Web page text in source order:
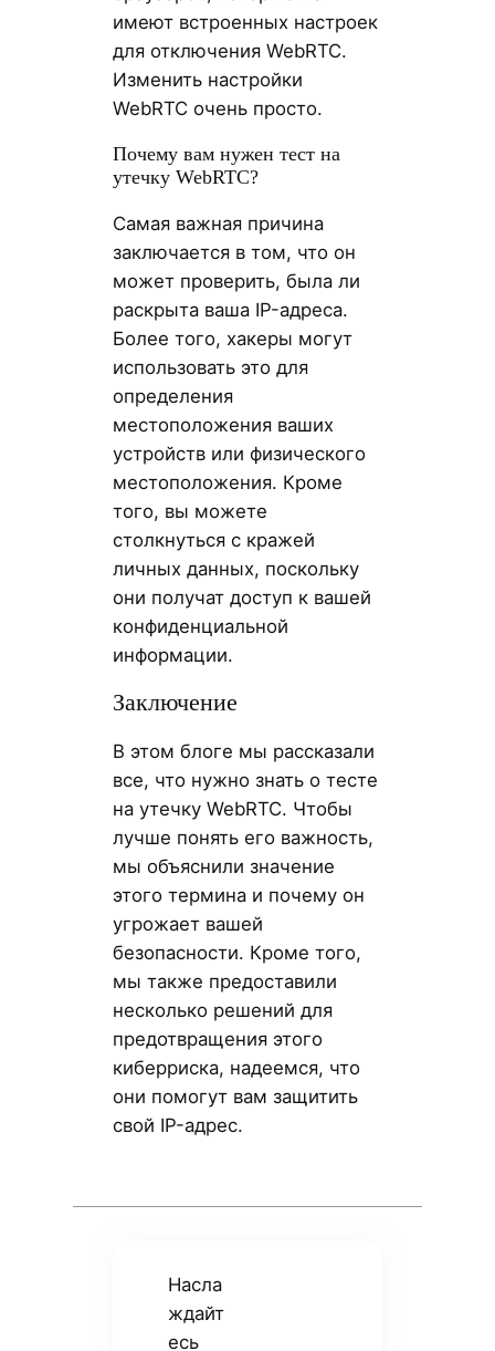
имеют встроенных настроек
для отключения WebRTC.
Изменить настройки
WebRTC очень просто.
Почему вам нужен тест на
утечку WebRTC?
Самая важная причина
заключается в том, что он
может проверить, была ли
раскрыта ваша IP-адреса.
Более того, хакеры могут
использовать это для
определения
местоположения ваших
устройств или физического
местоположения. Кроме
того, вы можете
столкнуться с кражей
личных данных, поскольку
они получат доступ к вашей
конфиденциальной
информации.
Заключение
В этом блоге мы рассказали
все, что нужно знать о тесте
на утечку WebRTC. Чтобы
лучше понять его важность,
мы объяснили значение
этого термина и почему он
угрожает вашей
безопасности. Кроме того,
мы также предоставили
несколько решений для
предотвращения этого
киберриска, надеемся, что
они помогут вам защитить
свой IP-адрес.
Насла
ждайт
есь